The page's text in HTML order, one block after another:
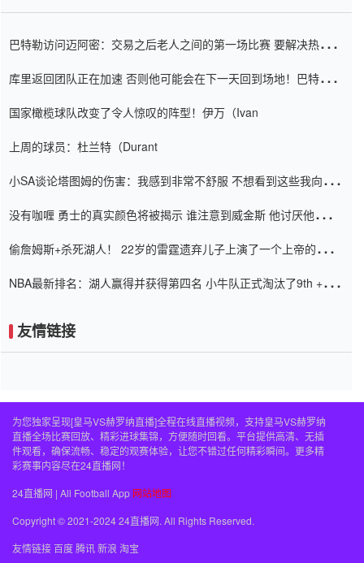
巴特勒访问迈阿密：交易之后老人之间的第一场比赛 要解决热情的
库里返回团队正在加速 否则他可能会在下一天回到场地！巴特勒迈
国家橄榄球队改变了令人惊叹的阵型！伊万（Ivan
上周的球员：杜兰特（Durant
小SA谈论塔图姆的伤害：我感到非常不舒服 不想看到这些我向他
没有咖喱 勇士的真实颜色将被揭示 谁注意到威金斯 他讨厌他的老
偷詹姆斯+杀死湖人！ 22岁的雷霆遗弃儿子上演了一个上帝的剧
NBA最新排名：湖人赢得并获得第四名 小牛队正式淘汰了9th + 76
友情链接
为您独家呈现[皇马VS赫罗纳直播]全程在线直播视频，支持皇马VS赫罗纳
直播全场比赛回放、精彩进球集锦，方便随时回看。平台提供高清、无插
件观看，确保流畅、稳定的观赛体验，让您不错过任何精彩瞬间。更多精
彩赛事内容尽在24直播网！
24直播网 | All Football App 网站地图
Copyright © 2021-2024 24直播网. All Rights Reserved.
友情链接百度腾讯新浪 淘宝